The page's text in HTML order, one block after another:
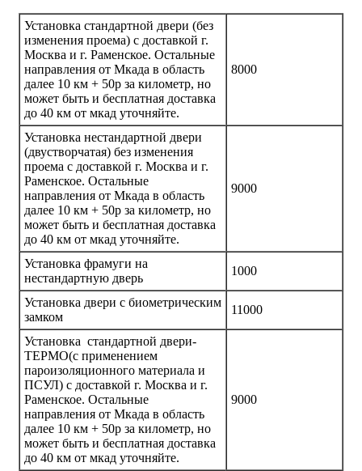
Установка стандартной двери (без
изменения проема) с доставкой г.
Москва и г. Раменское. Остальные
направления от Мкада в область
далее 10 км + 50р за километр, но
может быть и бесплатная доставка
до 40 км от мкад уточняйте.
8000
Установка нестандартной двери
(двустворчатая) без изменения
проема с доставкой г. Москва и г.
Раменское. Остальные
направления от Мкада в область
далее 10 км + 50р за километр, но
может быть и бесплатная доставка
до 40 км от мкад уточняйте.
9000
Установка фрамуги на
нестандартную дверь
1000
Установка двери с биометрическим
замком
11000
Установка стандартной двери-
ТЕРМО(с применением
пароизоляционного материала и
ПСУЛ) с доставкой г. Москва и г.
Раменское. Остальные
направления от Мкада в область
далее 10 км + 50р за километр, но
может быть и бесплатная доставка
до 40 км от мкад уточняйте.
9000